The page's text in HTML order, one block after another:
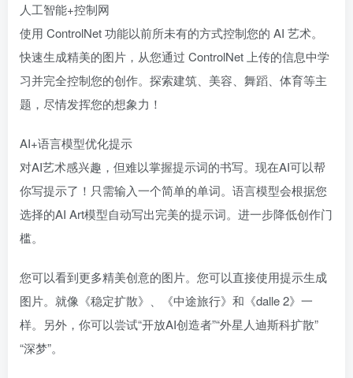
人工智能+控制网
使用 ControlNet 功能以前所未有的方式控制您的 AI 艺术。
快速生成精美的图片，从您通过 ControlNet 上传的信息中学
习并完全控制您的创作。探索建筑、美容、舞蹈、体育等主
题，尽情发​​挥您的想象力！
AI+语言模型优化提示
对AI艺术感兴趣，但难以掌握提示词的书写。现在AI可以帮
你写提示了！只需输入一个简单的单词。语言模型会根据您
选择的AI Art模型自动写出完美的提示词。进一步降低创作门
槛。
您可以看到更多精美创意的图片。您可以直接使用提示生成
图片。就像《稳定扩散》、《中途旅行》和《dalle 2》一
样。另外，你可以尝试“开放AI创造者”“外星人迪斯科扩散”
“深梦”。